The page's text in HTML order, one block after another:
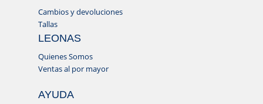
Cambios y devoluciones
Tallas
LEONAS
Quienes Somos
Ventas al por mayor
AYUDA